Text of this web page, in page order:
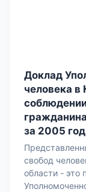
Доклад
человека в
за 2005
свобод
области - это